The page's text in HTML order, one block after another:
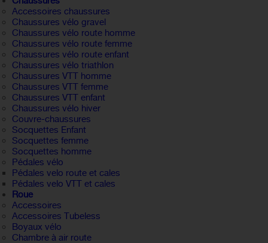
Accessoires chaussures
Chaussures vélo gravel
Chaussures vélo route homme
Chaussures vélo route femme
Chaussures vélo route enfant
Chaussures vélo triathlon
Chaussures VTT homme
Chaussures VTT femme
Chaussures VTT enfant
Chaussures vélo hiver
Couvre-chaussures
Socquettes Enfant
Socquettes femme
Socquettes homme
Pédales vélo
Pédales velo route et cales
Pédales velo VTT et cales
Roue
Accessoires
Accessoires Tubeless
Boyaux vélo
Chambre à air route